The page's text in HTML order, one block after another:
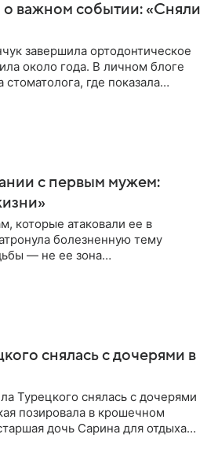
важном событии: «Сняли
завершила ортодонтическое
около года. В личном блоге
где показала
с первым мужем:
которые атаковали ее в
болезненную тему
— не ее зона
снялась с дочерями в
Турецкого снялась с дочерями
позировала в крошечном
дочь Сарина для отдыха